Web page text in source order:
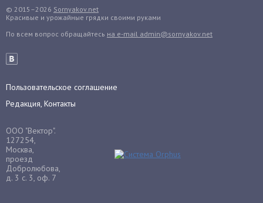
Гуава
Гузмания
Дайкон
Дендробиум
Денежное дерево
Драцена
Дыня
Ежевика
© 2015–2026 Sornyakov.net
Красивые и урожайные грядки своими руками
По всем вопрос обращайтесь на e-mail admin@sornyakov.net
Пользовательское соглашение
Редакция, Контакты
ООО "Вектор".
127254,
Москва,
проезд
Добролюбова,
д. 3 с. 3, оф. 7